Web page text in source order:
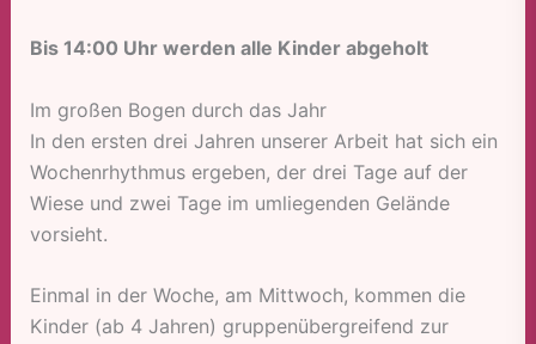
Bis 14:00 Uhr werden alle Kinder abgeholt
Im großen Bogen durch das Jahr
In den ersten drei Jahren unserer Arbeit hat sich ein
Wochenrhythmus ergeben, der drei Tage auf der
Wiese und zwei Tage im umliegenden Gelände
vorsieht.
Einmal in der Woche, am Mittwoch, kommen die
Kinder (ab 4 Jahren) gruppenübergreifend zur